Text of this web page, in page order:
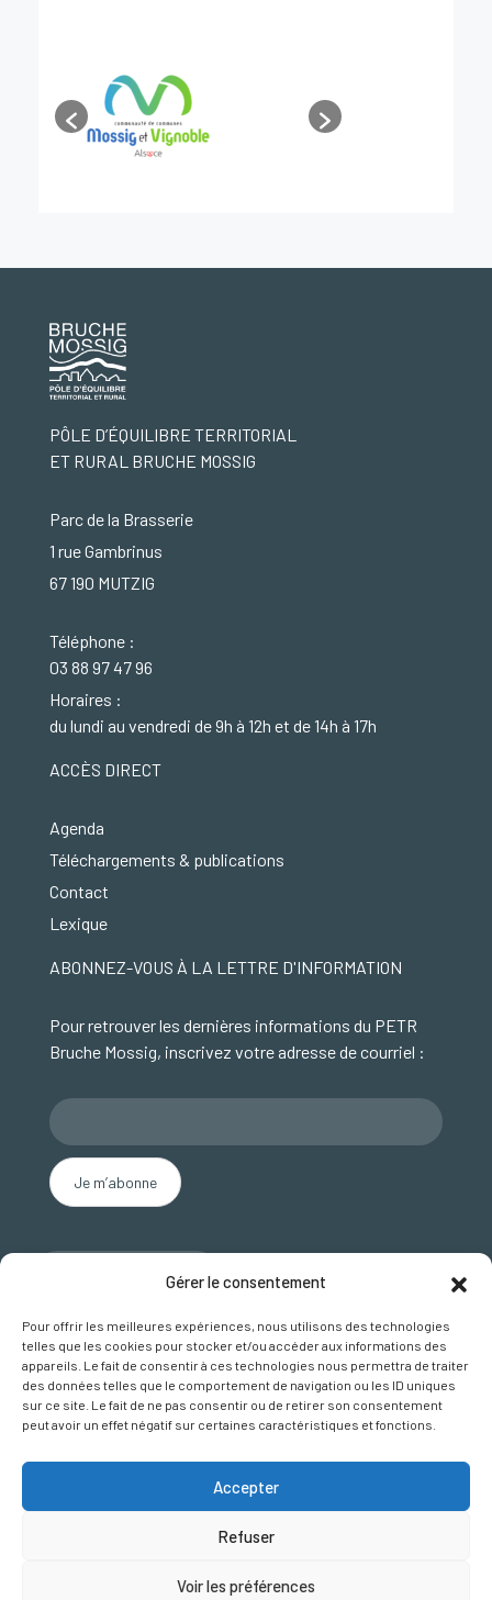
Gérer le consentement
Pour offrir les meilleures expériences, nous utilisons des technologies
telles que les cookies pour stocker et/ou accéder aux informations des
appareils. Le fait de consentir à ces technologies nous permettra de traiter
des données telles que le comportement de navigation ou les ID uniques
sur ce site. Le fait de ne pas consentir ou de retirer son consentement
peut avoir un effet négatif sur certaines caractéristiques et fonctions.
Accepter
Refuser
Voir les préférences
PÔLE D’ÉQUILIBRE TERRITORIAL
ET RURAL BRUCHE MOSSIG
Parc de la Brasserie
1 rue Gambrinus
67 190 MUTZIG
Téléphone :
03 88 97 47 96
Horaires :
du lundi au vendredi de 9h à 12h et de 14h à 17h
ACCÈS DIRECT
Agenda
Téléchargements & publications
Contact
Lexique
ABONNEZ-VOUS À LA LETTRE D'INFORMATION
Pour retrouver les dernières informations du PETR
Bruche Mossig, inscrivez votre adresse de courriel :
Nous contacter
SUIVEZ NOUS SUR FACEBOOK
Mentions légales et crédits